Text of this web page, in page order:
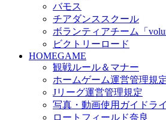
奈良クラブ明治安田Ｊ3リ
観戦ルール＆マナー
FANCOMMUNITY
2026/27ファンコミュニティ
サポートショップ
GOODS
オフィシャルストア（実店
オンラインストア
ACADEMY
アカデミーについて
バモス
チアダンススクール
ボランティアチーム「
ビクトリーロード
HOMEGAME
観戦ルール＆マナー
ホームゲーム運営管理規
Jリーグ運営管理規定
写真・動画使用ガイドラ
ロートフィールド奈良